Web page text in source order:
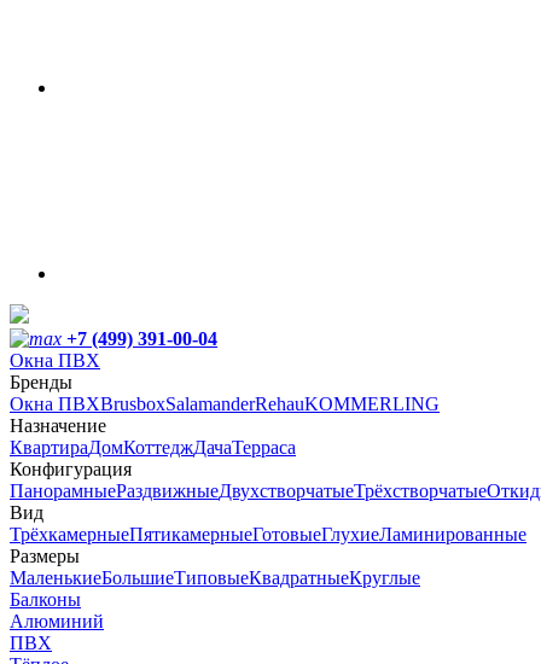
+7 (499) 391-00-04
Окна ПВХ
Бренды
Окна ПВХBrusboxSalamanderRehauKOMMERLING
Назначение
КвартираДомКоттеджДачаТерраса
Конфигурация
ПанорамныеРаздвижныеДвухстворчатыеТрёхстворчатые
Вид
ТрёхкамерныеПятикамерныеГотовыеГлухиеЛаминированные
Размеры
МаленькиеБольшиеТиповыеКвадратныеКруглые
Балконы
Алюминий
ПВХ